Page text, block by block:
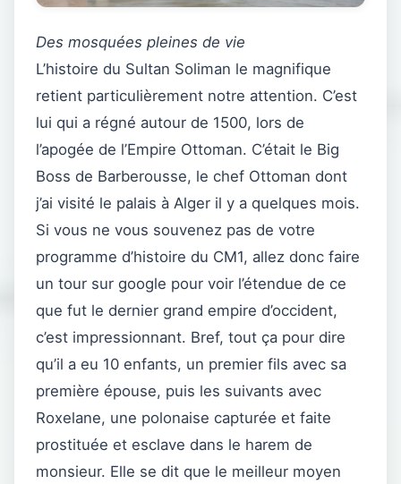
Des mosquées pleines de vie
L’histoire du Sultan Soliman le magnifique
retient particulièrement notre attention. C’est
lui qui a régné autour de 1500, lors de
l’apogée de l’Empire Ottoman. C’était le Big
Boss de Barberousse, le chef Ottoman dont
j’ai visité le palais à Alger il y a quelques mois.
Si vous ne vous souvenez pas de votre
programme d’histoire du CM1, allez donc faire
un tour sur google pour voir l’étendue de ce
que fut le dernier grand empire d’occident,
c’est impressionnant. Bref, tout ça pour dire
qu’il a eu 10 enfants, un premier fils avec sa
première épouse, puis les suivants avec
Roxelane, une polonaise capturée et faite
prostituée et esclave dans le harem de
monsieur. Elle se dit que le meilleur moyen